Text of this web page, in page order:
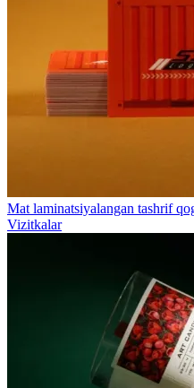
Mat laminatsiyalangan tashrif
Vizitkalar